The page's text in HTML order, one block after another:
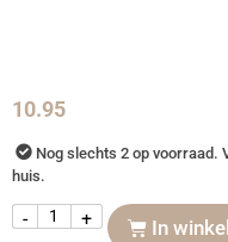
10.95
Nog slechts 2 op voorraad.
huis.
- + In